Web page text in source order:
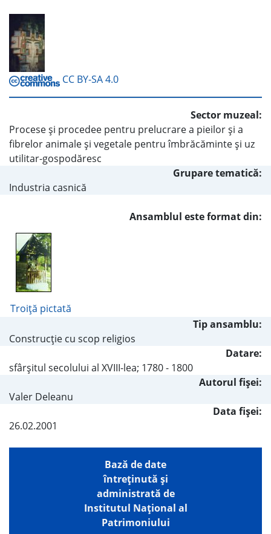
CC BY-SA 4.0
Sector muzeal:
Procese şi procedee pentru prelucrare a pieilor şi a
fibrelor animale şi vegetale pentru îmbrăcăminte şi uz
utilitar-gospodăresc
Grupare tematică:
Industria casnică
Ansamblul este format din:
Troiţă pictată
Tip ansamblu:
Construcţie cu scop religios
Datare:
sfârşitul secolului al XVIII-lea; 1780 - 1800
Autorul fişei:
Valer Deleanu
Data fișei:
26.02.2001
Bază de date
întreţinută şi
administrată de
Institutul Național al
Patrimoniului